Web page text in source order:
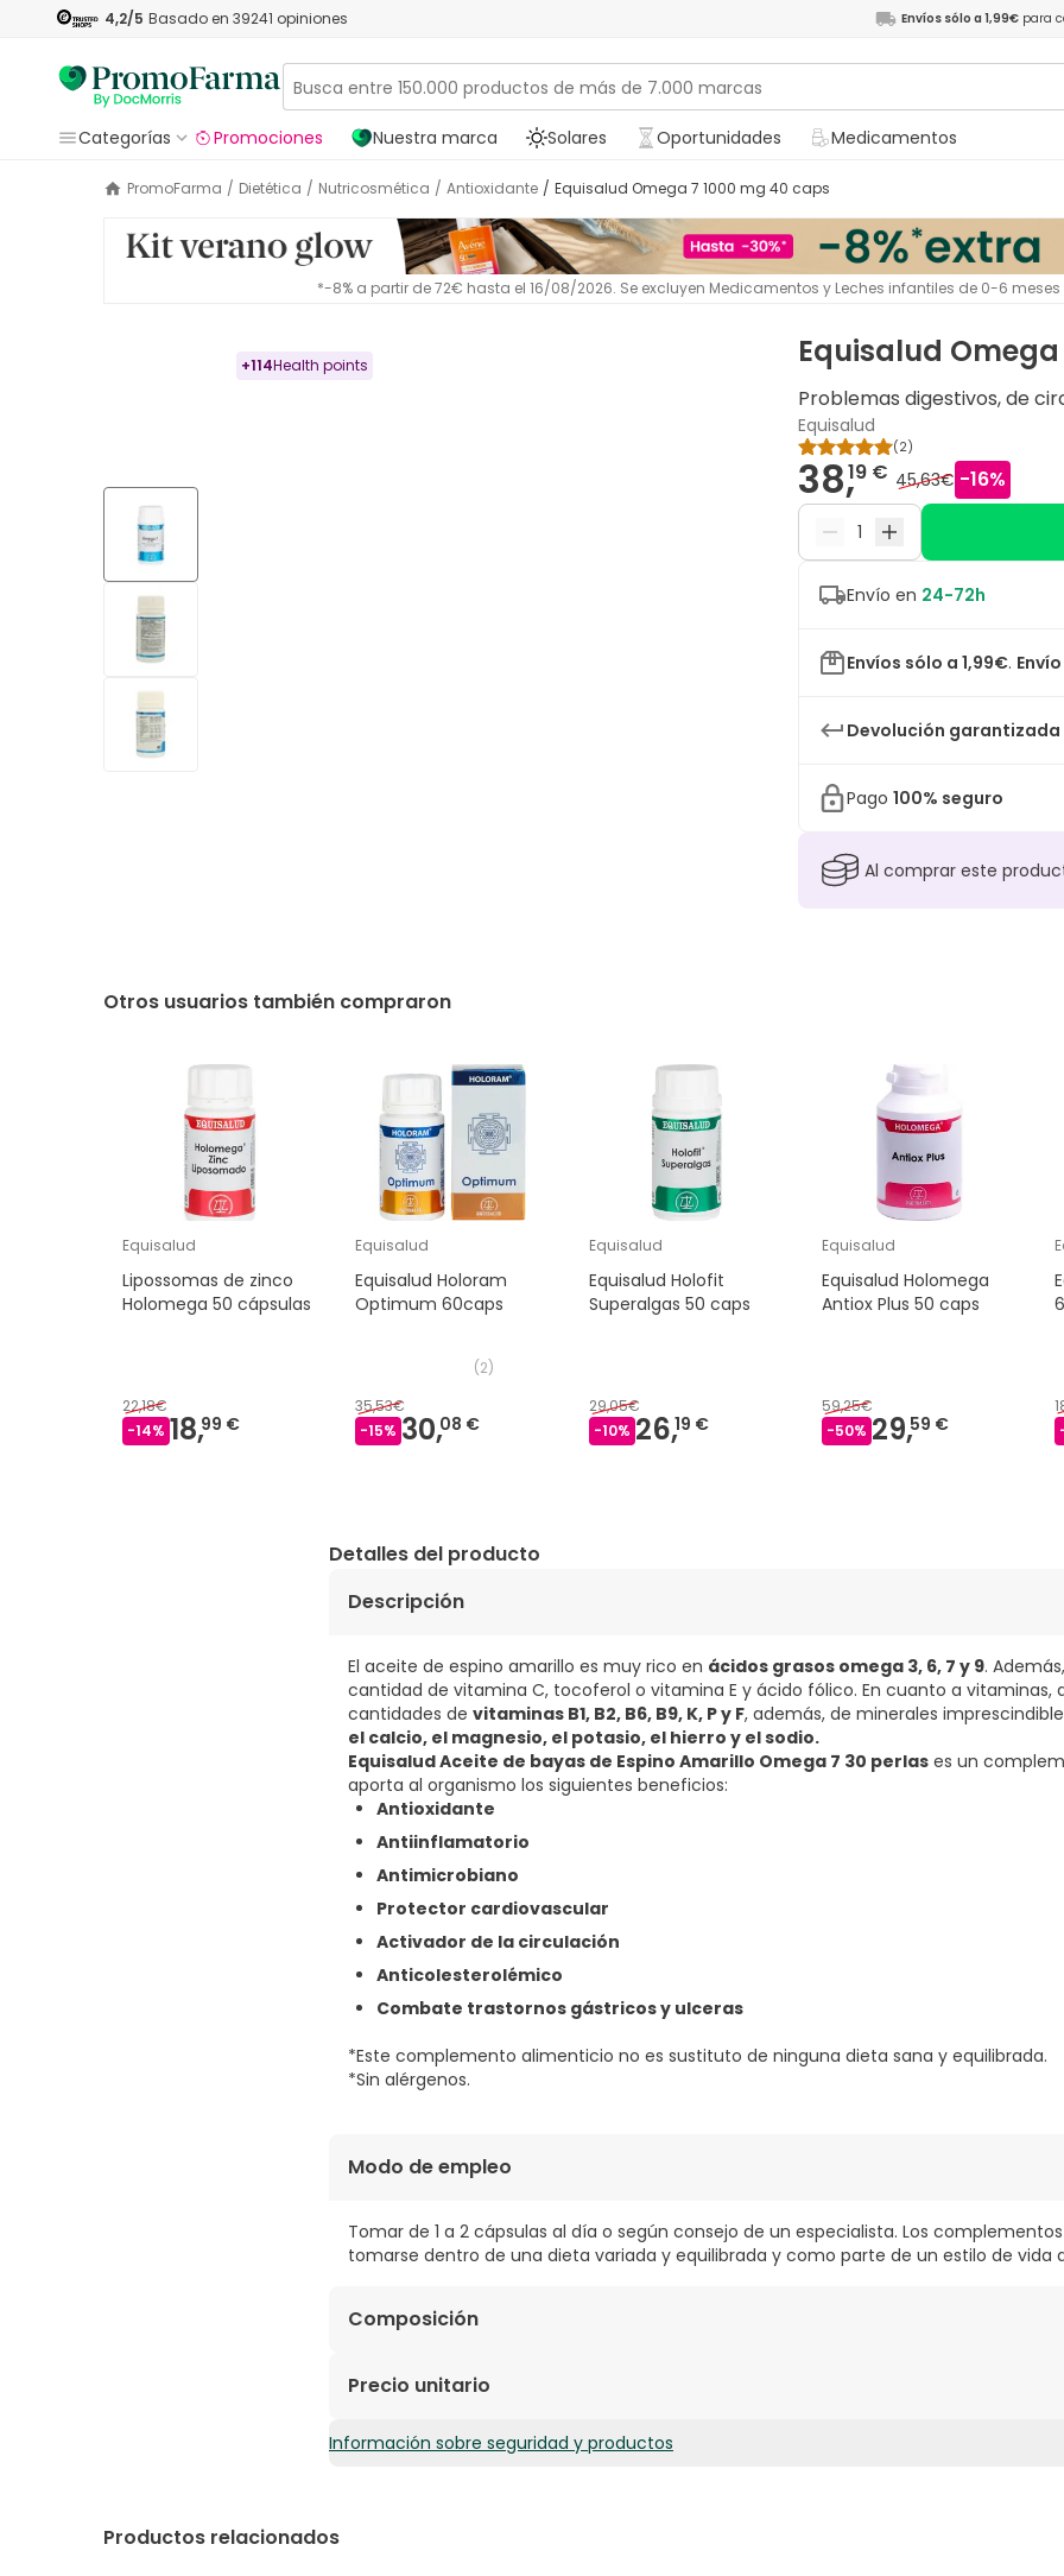
4,2/5 Basado en 39241 opiniones Envíos sólo a 1,99€ para
Categorías
Promociones Nuestra marca Solares Oportunidades Medicamentos
PromoFarma / Dietética / Nutricosmética / Antioxidante / Equisalud Omega 7 1000 mg 40 caps
*-8% a partir de 72€ hasta el 16/08/2026. Se excluyen Medicamentos y Leches infantiles de 0-6
+114Health points Equisalud
Problemas digestivos, de
Equisalud
(2)
38,19 € 45,63€ -16%
Envío en 24-72h
Envíos sólo a 1,99€.
Devolución garantizada
Pago 100% seguro
Al comprar este
Otros usuarios también compraron
Equisalud
Lipossomas de zinco
Holomega 50 cápsulas
22,18€
-14% 18,99 €
Equisalud
Equisalud Holoram
Optimum 60caps
(2)
35,53€
-15% 30,08 €
Equisalud
Equisalud Holofit
Superalgas 50 caps
29,05€
-10% 26,19 €
Equisalud
Equisalud Holomega
Antiox Plus 50 caps
59,25€
-50% 29,59 €
Detalles del producto
Descripción
El aceite de espino amarillo es muy rico en ácidos grasos omega 3, 6, 7 y 9.
cantidad de vitamina C, tocoferol o vitamina E y ácido fólico. En cuanto a vitaminas,
cantidades de vitaminas B1, B2, B6, B9, K, P y F, además, de minerales
el calcio, el magnesio, el potasio, el hierro y el sodio.
Equisalud Aceite de bayas de Espino Amarillo Omega 7 30 perlas es un
aporta al organismo los siguientes beneficios:
Antioxidante
Antiinflamatorio
Antimicrobiano
Protector cardiovascular
Activador de la circulación
Anticolesterolémico
Combate trastornos gástricos y ulceras
*Este complemento alimenticio no es sustituto de ninguna dieta sana y equilibrada.
*Sin alérgenos.
Modo de empleo
Tomar de 1 a 2 cápsulas al día o según consejo de un especialista. Los
tomarse dentro de una dieta variada y equilibrada y como parte de un estilo de vida
Composición
INGREDIENTES (POR 2 PERLAS): 2.000 MG ACEITE DE ESPINO AMARILLO (HIPPOPHAE
Precio unitario
0,95€ / Cápsulas
Información sobre seguridad y productos
Productos relacionados